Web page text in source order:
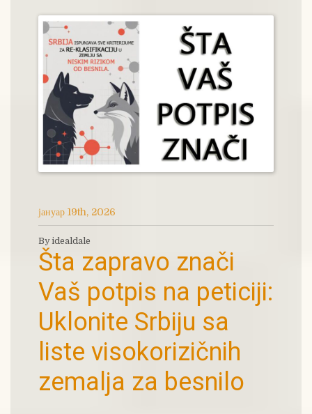
јануар 19th, 2026
By idealdale
Šta zapravo znači
Vaš potpis na peticiji:
Uklonite Srbiju sa
liste visokorizičnih
zemalja za besnilo